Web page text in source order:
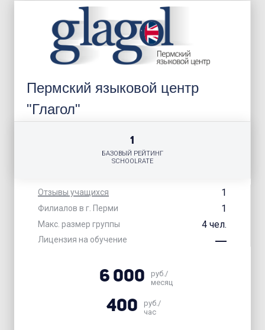
Пермский языковой центр
"Глагол"
Отзывы учащихся 1
Филиалов в г. Перми 1
Макс. размер группы 4 чел.
Лицензия на обучение
1
БАЗОВЫЙ РЕЙТИНГ
SCHOOLRATE
6 000
руб./
месяц
400
руб./
час